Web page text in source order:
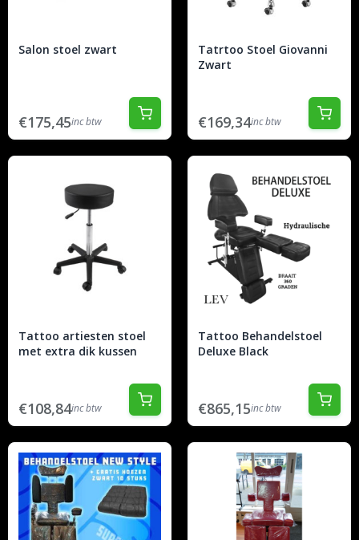
Salon stoel zwart
€175,45inc btw
Tatrtoo Stoel Giovanni
Zwart
€169,34inc btw
Tattoo artiesten stoel
met extra dik kussen
€108,84inc btw
Tattoo Behandelstoel
Deluxe Black
€865,15inc btw